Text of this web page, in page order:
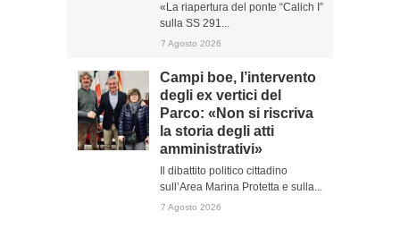
«La riapertura del ponte “Calich I”
sulla SS 291...
7 Agosto 2026
Campi boe, l’intervento
degli ex vertici del
Parco: «Non si riscriva
la storia degli atti
amministrativi»
Il dibattito politico cittadino
sull’Area Marina Protetta e sulla...
7 Agosto 2026